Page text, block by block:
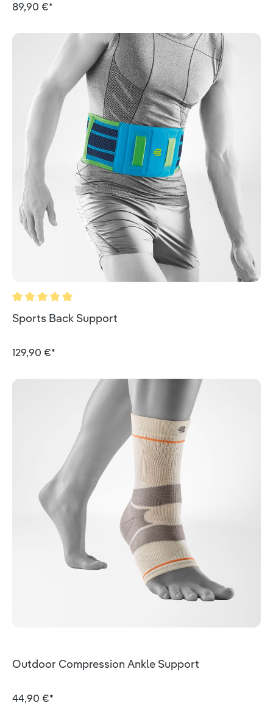
89,90 €*
Durchschnittliche Bewertung von 5 von 5 Sternen
Sports Back Support
129,90 €*
Outdoor Compression Ankle Support
44,90 €*